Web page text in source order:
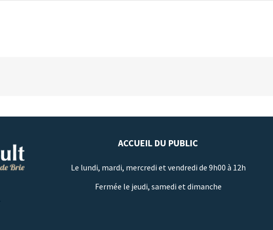
ACCUEIL DU PUBLIC
Le lundi, mardi, mercredi et vendredi de 9h00 à 12h
Fermée le jeudi, samedi et dimanche